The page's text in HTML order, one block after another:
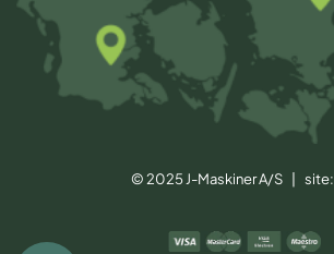
© 2025 J-Maskiner A/S | site: